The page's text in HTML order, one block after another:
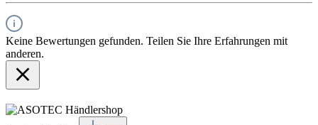
Keine Bewertungen gefunden. Teilen Sie Ihre Erfahrungen mit
anderen.